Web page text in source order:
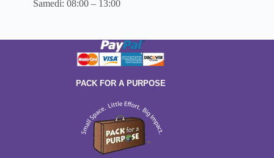
Samedi: 08:00 – 13:00
PACK FOR A PURPOSE